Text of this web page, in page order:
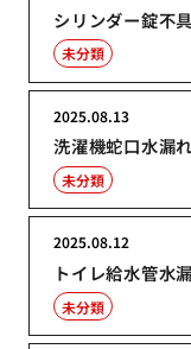
シリンダー錠不
未分類
洗濯機蛇口水漏
2025.08.13
未分類
トイレ給水管水
2025.08.12
未分類